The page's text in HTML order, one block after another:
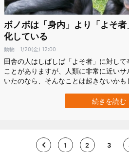
ボノボは「身内」より「よそ
化している
動物 1/20(金) 12:00
田舎の人はしばしば「よそ者」に対し
ことがありますが、人類に非常に近い
いたのなら、そんなことは起きないか
じられないような性質を持っているから
大学（Universiteit Leiden）で行われた
続きを読む
1 2 3